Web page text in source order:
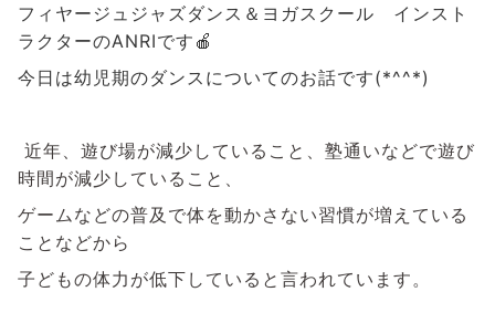
フィヤージュジャズダンス＆ヨガスクール インスト
ラクターのANRIです🍎
今日は幼児期のダンスについてのお話です(*^^*)
近年、遊び場が減少していること、塾通いなどで遊び
時間が減少していること、
ゲームなどの普及で体を動かさない習慣が増えている
ことなどから
子どもの体力が低下していると言われています。